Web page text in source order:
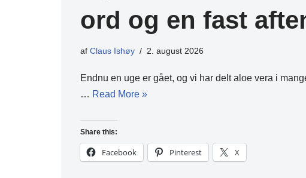
ord og en fast
af Claus Ishøy 2. august 2026
Endnu en uge er gået, og vi har delt aloe vera i
… Read More »
Share this:
Facebook Pinterest X